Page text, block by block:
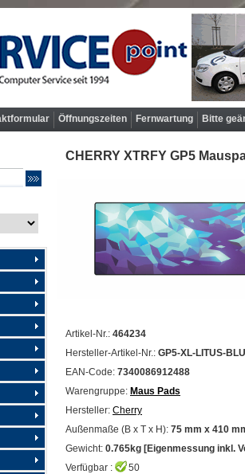
Öffnungszeiten Fernwartung Bitte
CHERRY XTRFY GP5
Artikel-Nr.: 464234
Hersteller-Artikel-Nr.: GP5-XL-LITUS-
EAN-Code: 7340086912488
Warengruppe: Maus Pads
Hersteller: Cherry
Außenmaße (B x T x H): 75 mm x 410
Gewicht: 0.765kg [Eigenmessung inkl.
Verfügbar :
50